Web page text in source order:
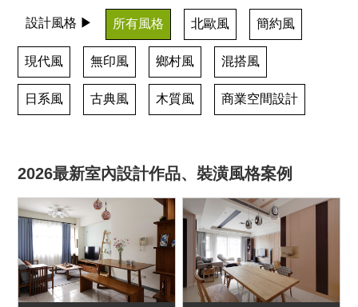
設計風格 ▶ 所有風格 北歐風 簡約風
現代風 無印風 鄉村風 混搭風
日系風 古典風 木質風 商業空間設計
2026最新室內設計作品、裝潢風格案例